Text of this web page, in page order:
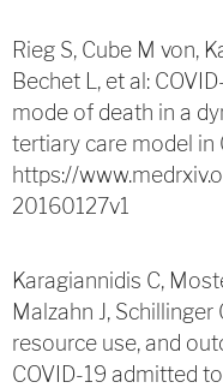
Rieg S, Cube M von,
Bechet L, et al:
mode of death in a
tertiary care model in
https://
20160127v1
Karagiannidis C,
Malzahn J,
resource use, and
COVID-19 admitted